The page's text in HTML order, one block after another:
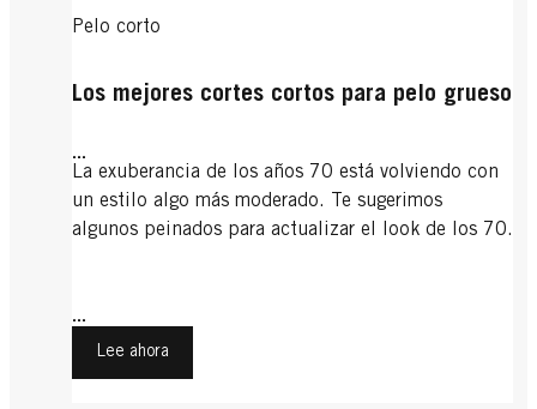
Pelo corto
Los mejores cortes cortos para pelo grueso
...
La exuberancia de los años 70 está volviendo con
un estilo algo más moderado. Te sugerimos
algunos peinados para actualizar el look de los 70.
...
Lee ahora